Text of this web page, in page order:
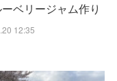
ベリージャム作り
12:35